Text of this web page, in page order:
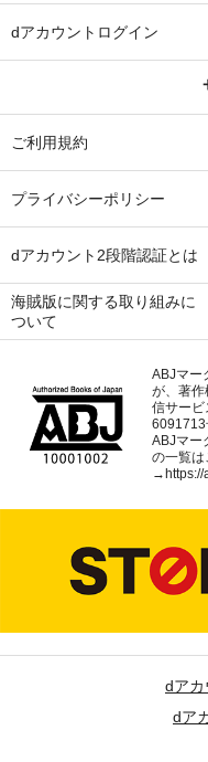
dアカウントログイン
ご利用規約
プライバシーポリシー
dアカウント2段階認証とは
海賊版に関する取り組みに
ついて
ABJマー
が、著
信サー
6091713
ABJマー
の一覧は
→
dアカ
dア